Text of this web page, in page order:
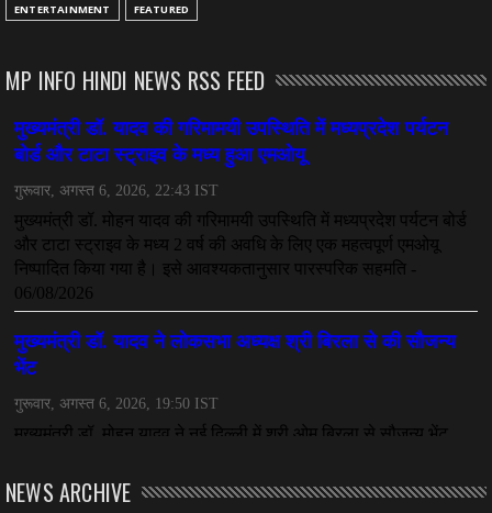
ENTERTAINMENT FEATURED
MP INFO HINDI NEWS RSS FEED
NEWS ARCHIVE